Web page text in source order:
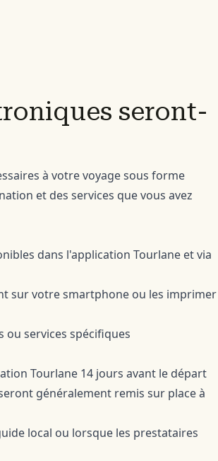
seront-
à votre voyage sous forme
et des services que vous avez
dans l'application Tourlane et via
sur votre smartphone ou les imprimer
services spécifiques
Tourlane 14 jours avant le départ
généralement remis sur place à
local ou lorsque les prestataires